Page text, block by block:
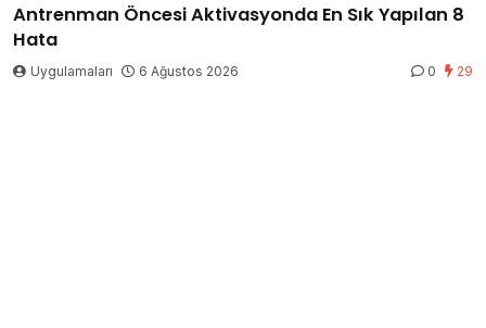
Antrenman Öncesi Aktivasyonda En Sık Yapılan 8
Hata
Uygulamaları 6 Ağustos 2026 0 29